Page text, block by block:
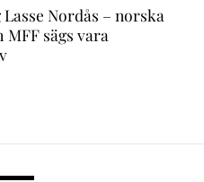
Nordås – norska
sägs vara